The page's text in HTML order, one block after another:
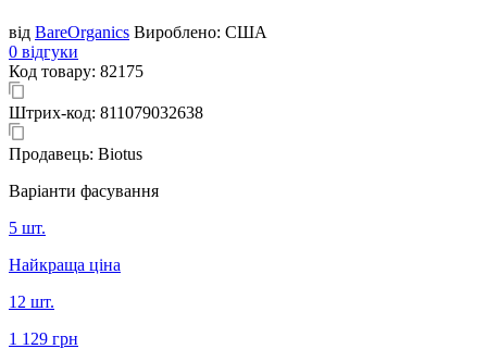
від BareOrganics Вироблено: США
0 відгуки
Код товару: 82175
Штрих-код: 811079032638
Продавець: Biotus
Варіанти фасування
5 шт.
Найкраща ціна
12 шт.
1 129 грн